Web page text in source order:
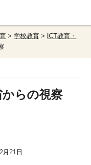
> 学校教育 >
ICT教育・
らの視察
21日